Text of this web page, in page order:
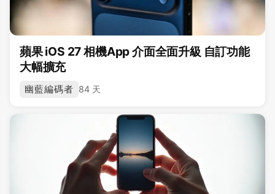
蘋果 iOS 27 相機App 介面全面升級 自訂功能
大幅擴充
幽藍編碼者 84 天